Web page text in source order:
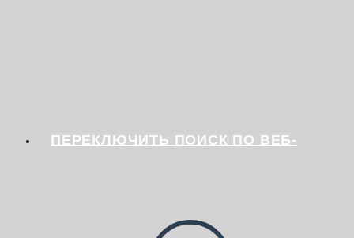
ПЕРЕКЛЮЧИТЬ ПОИСК ПО ВЕБ-